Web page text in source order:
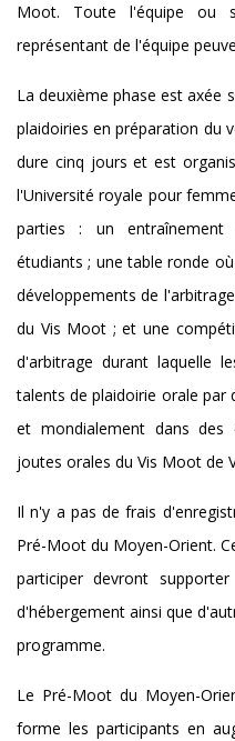
Moot. Toute l'équipe ou
représentant de l'équipe
La deuxième phase est axée
plaidoiries en préparation du
dure cinq jours et est
l'Université royale pour
parties : un
étudiants ; une table ronde
développements de
du Vis Moot ; et une
d'arbitrage durant laquelle
talents de plaidoirie orale par
et mondialement dans des
joutes orales du Vis Moot de
Il n'y a pas de frais
Pré-Moot du Moyen-Orient.
participer devront
d'hébergement ainsi que
programme.
Le Pré-Moot du Moyen-
forme les participants en